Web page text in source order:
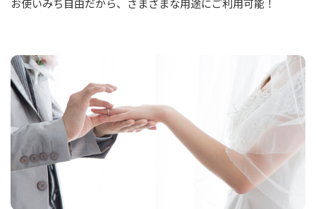
お使いみち自由だから、さまざまな用途にご利用可能！